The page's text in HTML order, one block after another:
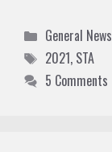
Categories
General News
Tags
2021, STA
5 Comments